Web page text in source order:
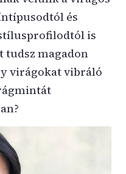
és
is
magadon
virágokat vibráló